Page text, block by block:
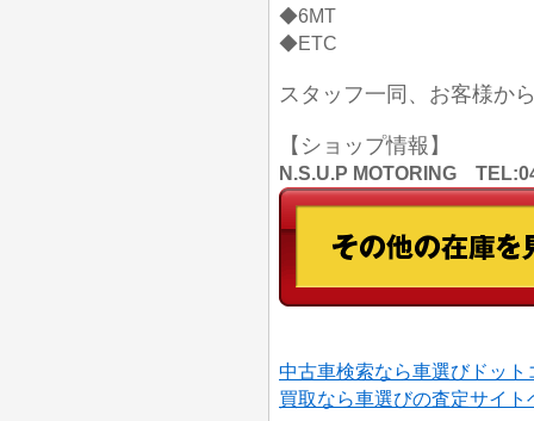
◆6MT
◆ETC
スタッフ一同、お客様か
【ショップ情報】
N.S.U.P MOTORING
中古車検索なら車選びドット
買取なら車選びの査定サイト